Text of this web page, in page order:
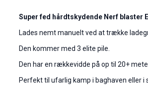
Super fed hårdtskydende Nerf blaster
Lades nemt manuelt ved at trække
Den kommer med 3 elite pile.
Den har en rækkevidde på op til 20+
Perfekt til ufarlig kamp i baghaven eller i